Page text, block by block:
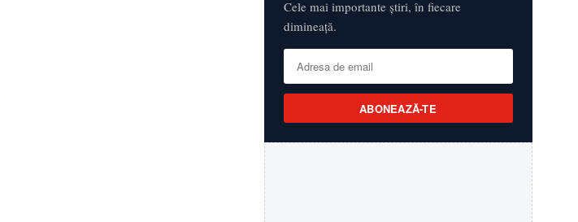
Cele mai importante știri, în fiecare
dimineață.
ABONEAZĂ-TE